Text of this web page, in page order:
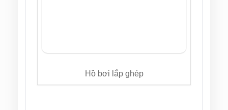
Hồ bơi lắp ghép